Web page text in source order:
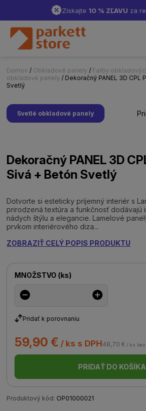
Získajte 10 % ZĽAVU za
Domov / Obkladové panely / Farby
obkladové panely / Dekoračný PANEL 3D CPL
Svetlý
Svetlé obkladové panely
Dekoračný PANEL 3D
Sivá + Betón Svetlý
Dotvorte si esteticky príjemný interiér s
prirodzená textúra a funkčnosť dodávajú
nádych štýlu a elegancie. Lamelové
prvkom interiérového diza...
ZOBRAZIŤ CELÝ POPIS PRODUKTU
MNOŽSTVO (ks)
Pridať k porovnaniu
59,90 € / ks s DPH48,70 € / ks bez
PRIDAŤ DO KOŠÍKA
Produktový kód: OP01000021